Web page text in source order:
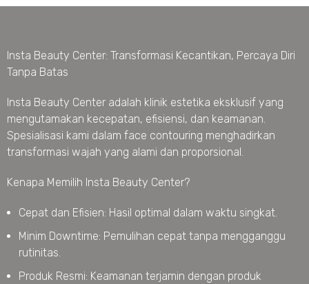
Insta Beauty Center: Transformasi Kecantikan, Percaya Diri
Tanpa Batas
Insta Beauty Center adalah klinik estetika eksklusif yang
mengutamakan kecepatan, efisiensi, dan keamanan.
Spesialisasi kami dalam face contouring menghadirkan
transformasi wajah yang alami dan proporsional.
Kenapa Memilih Insta Beauty Center?
Cepat dan Efisien: Hasil optimal dalam waktu singkat.
Minim Downtime: Pemulihan cepat tanpa mengganggu
rutinitas.
Produk Resmi: Keamanan terjamin dengan produk